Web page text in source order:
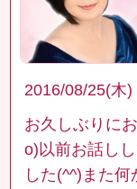
2016/08/25(木)
お久しぶりに
o)以前お話し
した(^^)また